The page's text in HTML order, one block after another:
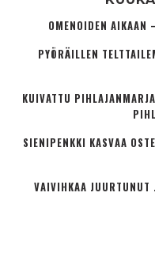
OMENOIDEN AIKAAN
PYÖRÄILLEN
KUIVATTU
SIENIPENKKI KASVAA
VAIVIHKAA